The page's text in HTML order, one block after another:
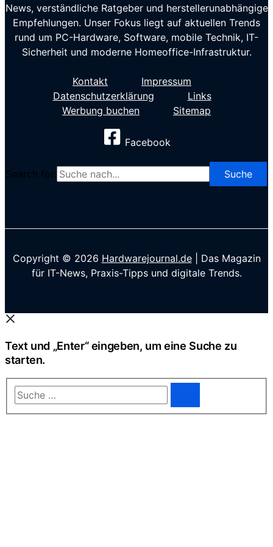
News, verständliche Ratgeber und herstellerunabhängige
Empfehlungen. Unser Fokus liegt auf aktuellen Trends
rund um PC-Hardware, Software, mobile Technik, IT-
Sicherheit und moderne Homeoffice-Infrastruktur.
Kontakt
Impressum
Datenschutzerklärung
Links
Werbung buchen
Sitemap
Facebook
Search for:
Copyright © 2026 Hardwarejournal.de| Das Magazin
für IT-News, Praxis-Tipps und digitale Trends.
Text und „Enter“ eingeben, um eine Suche zu
starten.
Suche
…